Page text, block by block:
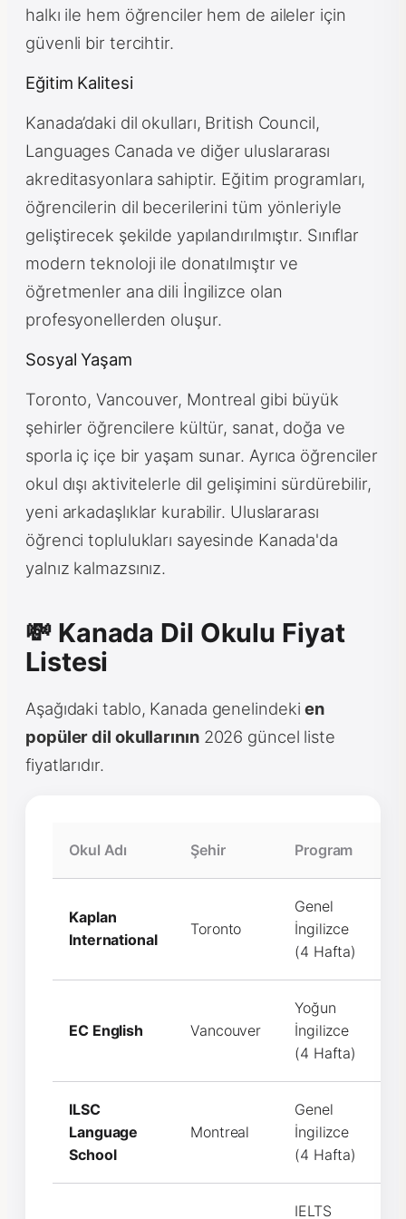
halkı ile hem öğrenciler hem de aileler için
güvenli bir tercihtir.
Eğitim Kalitesi
Kanada’daki dil okulları, British Council,
Languages Canada ve diğer uluslararası
akreditasyonlara sahiptir. Eğitim programları,
öğrencilerin dil becerilerini tüm yönleriyle
geliştirecek şekilde yapılandırılmıştır. Sınıflar
modern teknoloji ile donatılmıştır ve
öğretmenler ana dili İngilizce olan
profesyonellerden oluşur.
Sosyal Yaşam
Toronto, Vancouver, Montreal gibi büyük
şehirler öğrencilere kültür, sanat, doğa ve
sporla iç içe bir yaşam sunar. Ayrıca öğrenciler
okul dışı aktivitelerle dil gelişimini sürdürebilir,
yeni arkadaşlıklar kurabilir. Uluslararası
öğrenci toplulukları sayesinde Kanada'da
yalnız kalmazsınız.
💸 Kanada Dil Okulu Fiyat
Listesi
Aşağıdaki tablo, Kanada genelindekien
popüler dil okullarının2026 güncel liste
fiyatlarıdır.
Okul Adı Şehir Program
Kaplan
International
Toronto
Genel
İngilizce
(4 Hafta)
EC English Vancouver
Yoğun
İngilizce
(4 Hafta)
ILSC
Language
School
Montreal
Genel
İngilizce
(4 Hafta)
IELTS